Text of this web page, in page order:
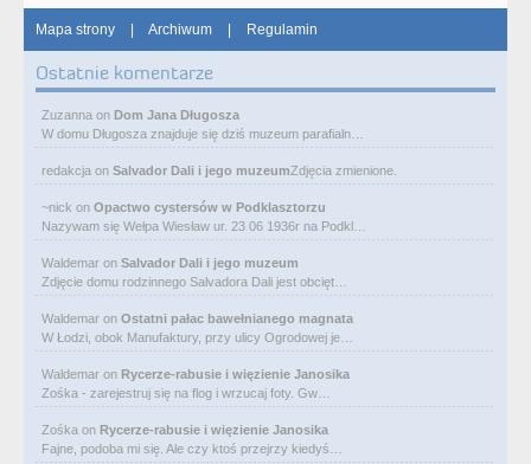
Mapa strony | Archiwum | Regulamin
Ostatnie komentarze
Zuzanna on Dom Jana Długosza
W domu Długosza znajduje się dziś muzeum parafialn…
redakcja on Salvador Dali i jego muzeumZdjęcia zmienione.
~nick on Opactwo cystersów w Podklasztorzu
Nazywam się Wełpa Wiesław ur. 23 06 1936r na Podkl…
Waldemar on Salvador Dali i jego muzeum
Zdjęcie domu rodzinnego Salvadora Dali jest obcięt…
Waldemar on Ostatni pałac bawełnianego magnata
W Łodzi, obok Manufaktury, przy ulicy Ogrodowej je…
Waldemar on Rycerze-rabusie i więzienie Janosika
Zośka - zarejestruj się na flog i wrzucaj foty. Gw…
Zośka on Rycerze-rabusie i więzienie Janosika
Fajne, podoba mi się. Ale czy ktoś przejrzy kiedyś…